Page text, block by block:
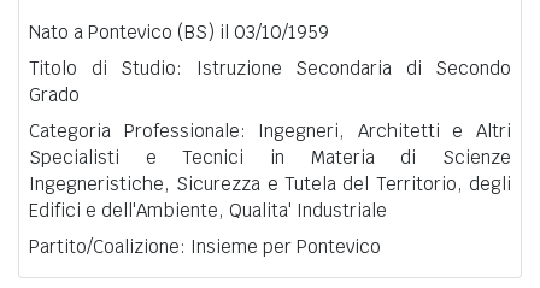
Nato a Pontevico (BS) il 03/10/1959
Titolo di Studio: Istruzione Secondaria di Secondo
Grado
Categoria Professionale: Ingegneri, Architetti e Altri
Specialisti e Tecnici in Materia di Scienze
Ingegneristiche, Sicurezza e Tutela del Territorio, degli
Edifici e dell'Ambiente, Qualita' Industriale
Partito/Coalizione: Insieme per Pontevico